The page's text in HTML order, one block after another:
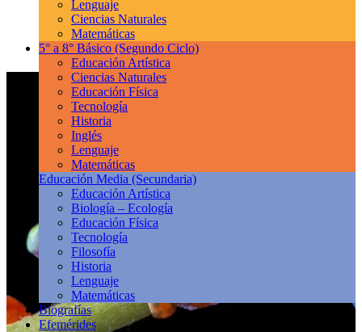
Lenguaje
Ciencias Naturales
Matemáticas
5° a 8° Básico (Segundo Ciclo)
Educación Artística
Ciencias Naturales
Educación Física
Tecnología
Historia
Inglés
Lenguaje
Matemáticas
Educación Media (Secundaria)
Educación Artística
Biología – Ecología
Educación Física
Tecnología
Filosofía
Historia
Lenguaje
Matemáticas
Biografías
Efemérides